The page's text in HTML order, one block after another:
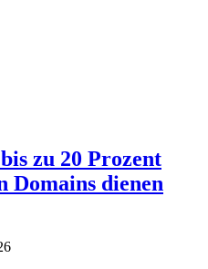
zu 20 Prozent
dienen